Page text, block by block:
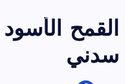
القمح
سدني